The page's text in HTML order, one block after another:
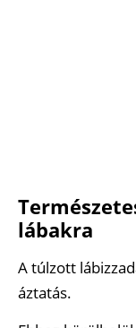
lábakra
A túlzott
áztatás.